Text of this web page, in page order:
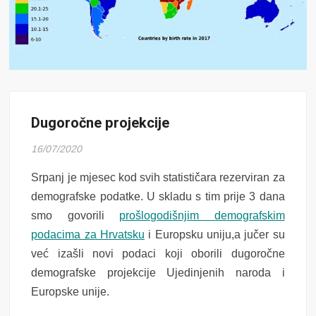
Dugoročne projekcije
16/07/2020
Srpanj je mjesec kod svih statističara rezerviran za
demografske podatke. U skladu s tim prije 3 dana
smo govorili prošlogodišnjim demografskim
podacima za Hrvatsku i Europsku uniju,a jučer su
već izašli novi podaci koji oborili dugoročne
demografske projekcije Ujedinjenih naroda i
Europske unije.